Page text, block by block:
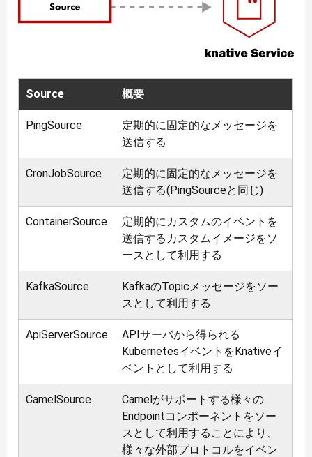
Source 概要
PingSource
定期的に固定的なメッセージを
送信する
CronJobSource
定期的に固定的なメッセージを
送信する(PingSourceと同じ)
ContainerSource
定期的にカスタムのイベントを
送信するカスタムイメージをソ
ースとして利用する
KafkaSource
KafkaのTopicメッセージをソー
スとして利用する
ApiServerSource
APIサーバから得られる
KubernetesイベントをKnativeイ
ベントとして利用する
CamelSource
Camelがサポートする様々の
Endpointコンポーネントをソー
スとして利用することにより、
様々な外部プロトコルをイベン